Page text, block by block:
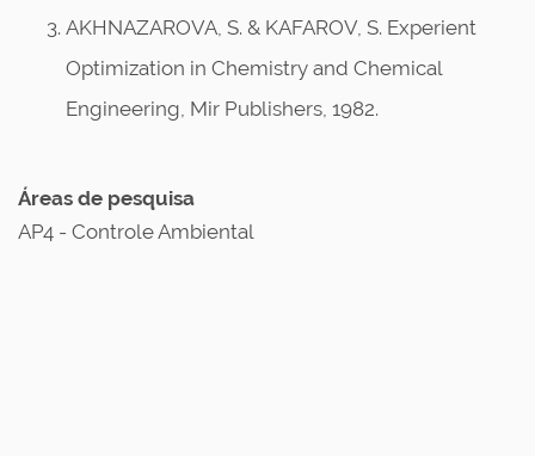
AKHNAZAROVA, S. & KAFAROV, S. Experient
Optimization in Chemistry and Chemical
Engineering, Mir Publishers, 1982.
Áreas de pesquisa
AP4 - Controle Ambiental